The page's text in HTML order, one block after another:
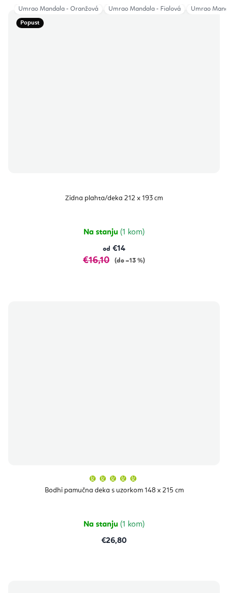
Popust
Zidna plahta/deka 212 x 193 cm
Na stanju (1 kom)
od €14
€16,10 (do –13 %)
Umrao Mandala - Oranžová Umrao Mandala - Fialová Umrao
Bodhi pamučna deka s uzorkom 148 x 215 cm
proizvoda
je
zvjezdica.
Na stanju (1 kom)
€26,80